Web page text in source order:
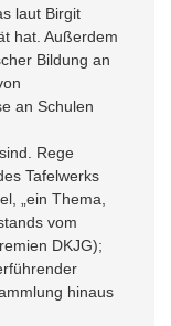
laut Birgit
hat. Außerdem
Bildung an
an Schulen
Rege
Tafelwerks
„ein Thema,
vom
DKJG);
hinaus